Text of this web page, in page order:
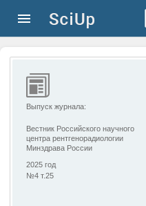
Выпуск журнала:
Вестник Российского научного
центра рентгенорадиологии
Минздрава России
2025 год
№4 т.25